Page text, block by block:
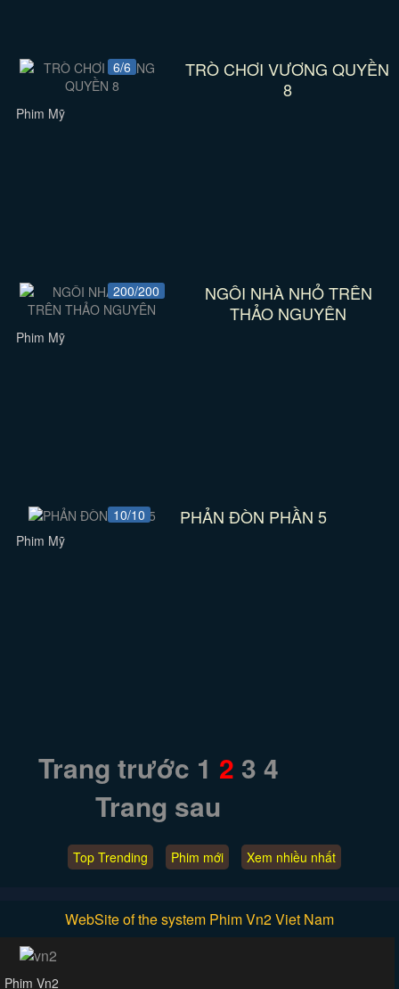
6/6
TRÒ CHƠI VƯƠNG QUYỀN
8
Phim Mỹ
200/200
NGÔI NHÀ NHỎ TRÊN
THẢO NGUYÊN
Phim Mỹ
10/10 PHẢN ĐÒN PHẦN 5
Phim Mỹ
Trang trước 1 2 3 4
Trang sau
Top Trending Phim mới Xem nhiều nhất
WebSite of the system Phim Vn2 Viet Nam
Phim Vn2